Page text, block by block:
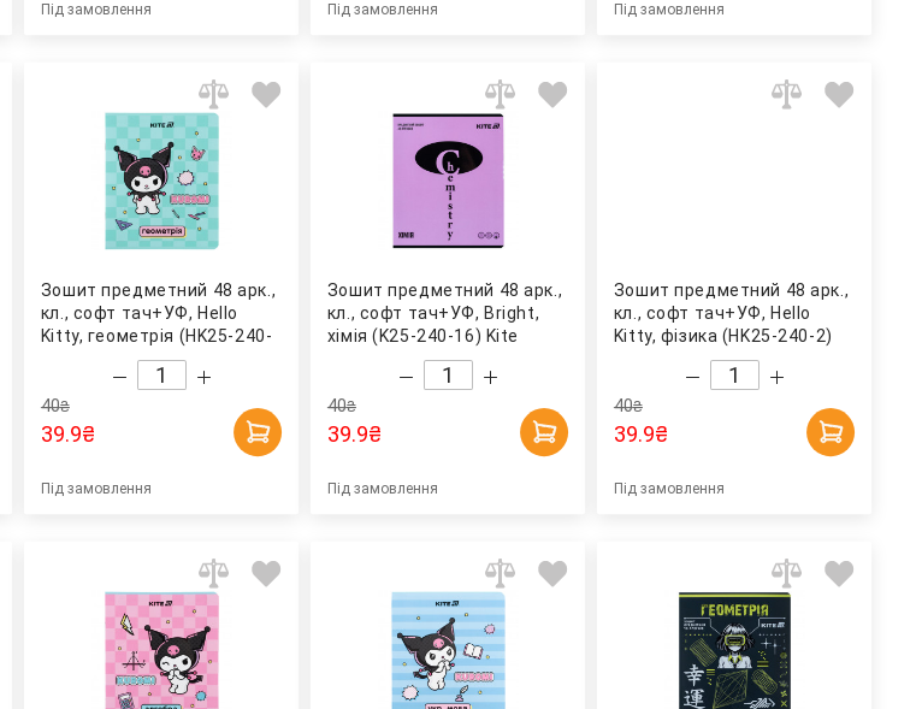
Під замовлення Під замовлення Під замовлення
Зошит предметний 48 арк.,
кл., софт тач+УФ, Hello
Kitty, геометрія (HK25-240-
40₴
39.9₴
Під замовлення
Зошит предметний 48 арк.,
кл., софт тач+УФ, Bright,
хімія (K25-240-16) Kite
40₴
39.9₴
Під замовлення
Зошит предметний 48 арк.,
кл., софт тач+УФ, Hello
Kitty, фізика (HK25-240-2)
40₴
39.9₴
Під замовлення